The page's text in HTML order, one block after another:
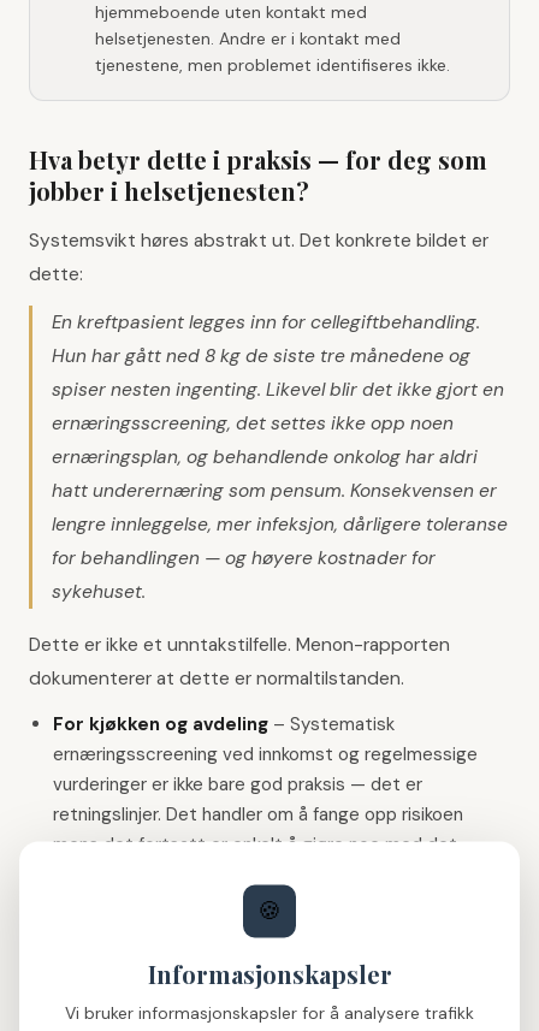
hjemmeboende uten kontakt med
helsetjenesten. Andre er i kontakt med
tjenestene, men problemet identifiseres ikke.
Hva betyr dette i praksis — for deg som
jobber i helsetjenesten?
Systemsvikt høres abstrakt ut. Det konkrete bildet er
dette:
En kreftpasient legges inn for cellegiftbehandling.
Hun har gått ned 8 kg de siste tre månedene og
spiser nesten ingenting. Likevel blir det ikke gjort en
ernæringsscreening, det settes ikke opp noen
ernæringsplan, og behandlende onkolog har aldri
hatt underernæring som pensum. Konsekvensen er
lengre innleggelse, mer infeksjon, dårligere toleranse
for behandlingen — og høyere kostnader for
sykehuset.
Dette er ikke et unntakstilfelle. Menon-rapporten
dokumenterer at dette er normaltilstanden.
For kjøkken og avdeling – Systematisk
ernæringsscreening ved innkomst og regelmessige
vurderinger er ikke bare god praksis — det er
retningslinjer. Det handler om å fange opp risikoen
mens det fortsatt er enkelt å gjøre noe med det.
støtter argumentet for flere stillinger og bedre tilgang
til ernæringsfaglig kompetanse. Den dokumenterte
diagnosesvikten er ikke et argument mot systemet —
det er et argument for å styrke det.
For beslutningstakere–31,7 milliarder i
🍪
Informasjonskapsler
Vi bruker informasjonskapsler for å analysere trafikk